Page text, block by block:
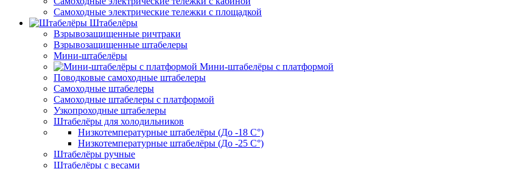
Самоходные электрические тележки с площадкой
Штабелёры
Взрывозащищенные ричтраки
Взрывозащищенные штабелеры
Мини-штабелёры
Мини-штабелёры с платформой
Поводковые самоходные штабелеры
Самоходные штабелеры
Самоходные штабелеры с платформой
Узкопроходные штабелеры
Штабелёры для холодильников
Низкотемпературные штабелёры (До -18 C°)
Низкотемпературные штабелёры (До -25 C°)
Штабелёры ручные
Штабелёры с весами